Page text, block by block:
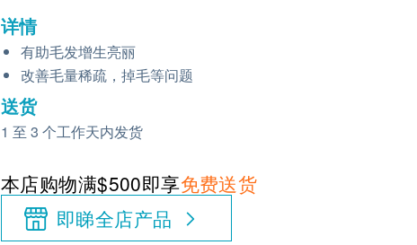
详情
有助毛发增生亮丽
改善毛量稀疏，掉毛等问题
送货
1 至 3 个工作天内发货
本店购物满$500即享免费送货
即睇全店产品